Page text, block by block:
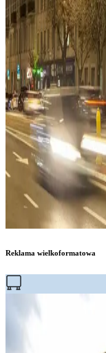
Reklama wielkoformatowa